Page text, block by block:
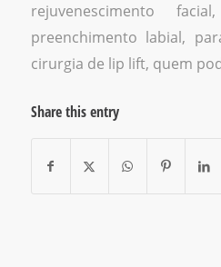
rejuvenescimento facial
preenchimento labial,
cirurgia de lip lift, quem
Share this entry